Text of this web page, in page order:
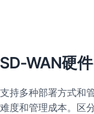
SD-WAN硬
支持多种部署方式和
难度和管理成本。区